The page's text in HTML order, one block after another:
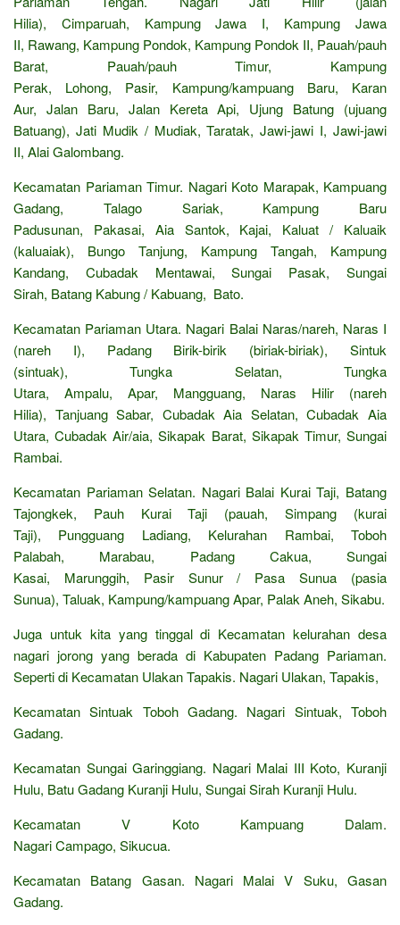
Hilia), Cimparuah, Kampung Jawa I, Kampung Jawa
II, Rawang, Kampung Pondok, Kampung Pondok II, Pauah/pauh
Barat, Pauah/pauh Timur, Kampung
Perak, Lohong, Pasir, Kampung/kampuang Baru, Karan
Aur, Jalan Baru, Jalan Kereta Api, Ujung Batung (ujuang
Batuang), Jati Mudik / Mudiak, Taratak, Jawi-jawi I, Jawi-jawi
II, Alai Galombang.
Kecamatan Pariaman Timur. Nagari Koto Marapak, Kampuang
Gadang, Talago Sariak, Kampung Baru
Padusunan, Pakasai, Aia Santok, Kajai, Kaluat / Kaluaik
(kaluaiak), Bungo Tanjung, Kampung Tangah, Kampung
Kandang, Cubadak Mentawai, Sungai Pasak, Sungai
Sirah, Batang Kabung / Kabuang, Bato.
Kecamatan Pariaman Utara. Nagari Balai Naras/nareh, Naras I
(nareh I), Padang Birik-birik (biriak-biriak), Sintuk
(sintuak), Tungka Selatan, Tungka
Utara, Ampalu, Apar, Mangguang, Naras Hilir (nareh
Hilia), Tanjuang Sabar, Cubadak Aia Selatan, Cubadak Aia
Utara, Cubadak Air/aia, Sikapak Barat, Sikapak Timur, Sungai
Rambai.
Kecamatan Pariaman Selatan. Nagari Balai Kurai Taji, Batang
Tajongkek, Pauh Kurai Taji (pauah, Simpang (kurai
Taji), Pungguang Ladiang, Kelurahan Rambai, Toboh
Palabah, Marabau, Padang Cakua, Sungai
Kasai, Marunggih, Pasir Sunur / Pasa Sunua (pasia
Sunua), Taluak, Kampung/kampuang Apar, Palak Aneh, Sikabu.
Juga untuk kita yang tinggal di Kecamatan kelurahan desa
nagari jorong yang berada di Kabupaten Padang Pariaman.
Seperti di Kecamatan Ulakan Tapakis. Nagari Ulakan, Tapakis,
Kecamatan Sintuak Toboh Gadang. Nagari Sintuak, Toboh
Gadang.
Kecamatan Sungai Garinggiang. Nagari Malai III Koto, Kuranji
Hulu, Batu Gadang Kuranji Hulu, Sungai Sirah Kuranji Hulu.
Kecamatan V Koto Kampuang Dalam.
Nagari Campago, Sikucua.
Kecamatan Batang Gasan. Nagari Malai V Suku, Gasan
Gadang.